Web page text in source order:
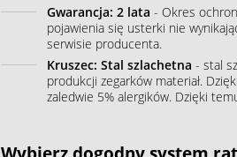
Gwarancja: 2 lata - Okres
pojawienia się usterki nie
serwisie producenta.
Kruszec: Stal szlachetna - stal
produkcji zegarków materiał.
zaledwie 5% alergików. Dzięki